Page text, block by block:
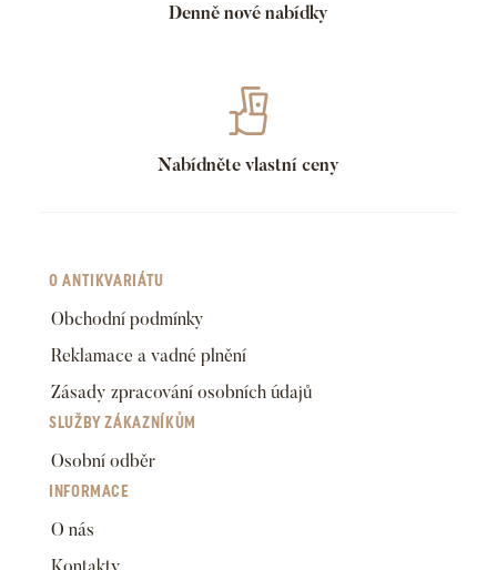
Denně nové nabídky
Nabídněte vlastní ceny
O ANTIKVARIÁTU
Obchodní podmínky
Reklamace a vadné plnění
Zásady zpracování osobních údajů
SLUŽBY ZÁKAZNÍKŮM
Osobní odběr
INFORMACE
O nás